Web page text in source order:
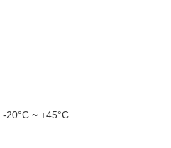
-20°С ~ +45°С